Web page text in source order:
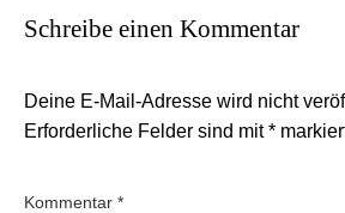
Schreibe einen Kommentar
Deine E-Mail-Adresse wird nicht
Erforderliche Felder sind mit*
Kommentar *